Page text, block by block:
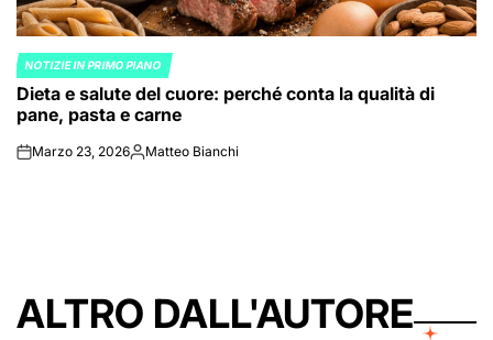
POSTED
IN
NOTIZIE IN PRIMO PIANO
Dieta e salute del cuore: perché conta la qualità di
pane, pasta e carne
onMarzo 23, 2026Posted
Matteo Bianchi
ALTRO DALL'AUTORE